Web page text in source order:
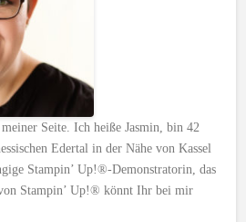
Seite. Ich heiße Jasmin, bin 42
Edertal in der Nähe von Kassel
Stampin’ Up!®-Demonstratorin, das
Stampin’ Up!® könnt Ihr bei mir